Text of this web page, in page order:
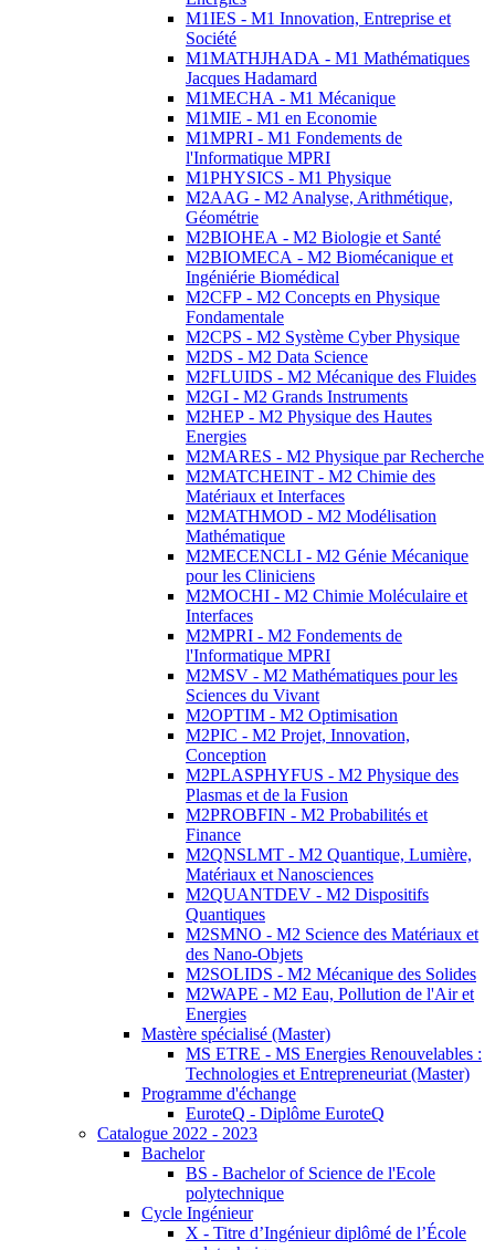
M1IES - M1 Innovation, Entreprise et
Société
M1MATHJHADA - M1 Mathématiques
Jacques Hadamard
M1MECHA - M1 Mécanique
M1MIE - M1 en Economie
M1MPRI - M1 Fondements de
l'Informatique MPRI
M1PHYSICS - M1 Physique
M2AAG - M2 Analyse, Arithmétique,
Géométrie
M2BIOHEA - M2 Biologie et Santé
M2BIOMECA - M2 Biomécanique et
Ingéniérie Biomédical
M2CFP - M2 Concepts en Physique
Fondamentale
M2CPS - M2 Système Cyber Physique
M2DS - M2 Data Science
M2FLUIDS - M2 Mécanique des Fluides
M2GI - M2 Grands Instruments
M2HEP - M2 Physique des Hautes
Energies
M2MARES - M2 Physique par Recherche
M2MATCHEINT - M2 Chimie des
Matériaux et Interfaces
M2MATHMOD - M2 Modélisation
Mathématique
M2MECENCLI - M2 Génie Mécanique
pour les Cliniciens
M2MOCHI - M2 Chimie Moléculaire et
Interfaces
M2MPRI - M2 Fondements de
l'Informatique MPRI
M2MSV - M2 Mathématiques pour les
Sciences du Vivant
M2OPTIM - M2 Optimisation
M2PIC - M2 Projet, Innovation,
Conception
M2PLASPHYFUS - M2 Physique des
Plasmas et de la Fusion
M2PROBFIN - M2 Probabilités et
Finance
M2QNSLMT - M2 Quantique, Lumière,
Matériaux et Nanosciences
M2QUANTDEV - M2 Dispositifs
Quantiques
M2SMNO - M2 Science des Matériaux et
des Nano-Objets
M2SOLIDS - M2 Mécanique des Solides
M2WAPE - M2 Eau, Pollution de l'Air et
Energies
Mastère spécialisé (Master)
MS ETRE - MS Energies Renouvelables :
Technologies et Entrepreneuriat (Master)
Programme d'échange
EuroteQ - Diplôme EuroteQ
Catalogue 2022 - 2023
Bachelor
BS - Bachelor of Science de l'Ecole
polytechnique
Cycle Ingénieur
X - Titre d’Ingénieur diplômé de l’École